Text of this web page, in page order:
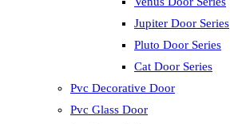
Jupiter Door Series
Pluto Door Series
Cat Door Series
Pvc Decorative Door
Pvc Glass Door